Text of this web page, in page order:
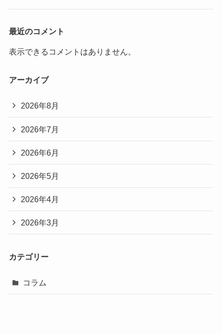
最近のコメント
表示できるコメントはありません。
アーカイブ
2026年8月
2026年7月
2026年6月
2026年5月
2026年4月
2026年3月
カテゴリー
コラム